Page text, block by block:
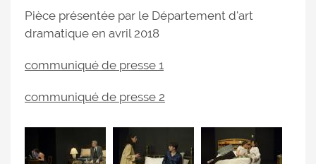
Pièce présentée par le Département d'art
dramatique en avril 2018
communiqué de presse 1
communiqué de presse 2